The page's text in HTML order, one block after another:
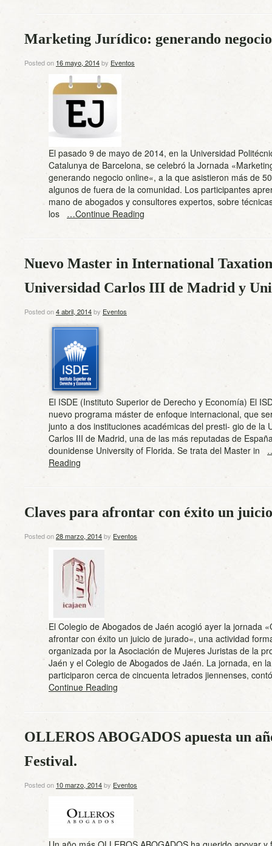
Marketing Jurídico: generando
Posted on 16 mayo, 2014by Eventos
El pasado 9 de mayo de 2014, en la Universidad
Catalunya de Barcelona, se celebró la Jornada
generando negocio online«, a la que asistieron más de
algunos de fuera de la comunidad. Los participantes
mano de abogados y consultores expertos, sobre
los …Continue Reading
Nuevo Master in International
Universidad Carlos III de Madrid y
Posted on4 abril, 2014by Eventos
El ISDE (Instituto Superior de Derecho y Economía) El
nuevo programa máster de enfoque internacional, que
junto a dos instituciones académicas del presti- gio de la
Carlos III de Madrid, una de las más reputadas de
dounidense University of Florida. Se trata del Master in
Reading
Claves para afrontar con éxito un
Posted on28 marzo, 2014by Eventos
El Colegio de Abogados de Jaén acogió ayer la jornada
afrontar con éxito un juicio de jurado«, una actividad
organizada por la Asociación de Mujeres Juristas de la
Jaén y el Colegio de Abogados de Jaén. La jornada, en
participaron cerca de cincuenta letrados jiennenses,
Continue Reading
OLLEROS ABOGADOS apuesta un
Festival.
Posted on 10 marzo, 2014by Eventos